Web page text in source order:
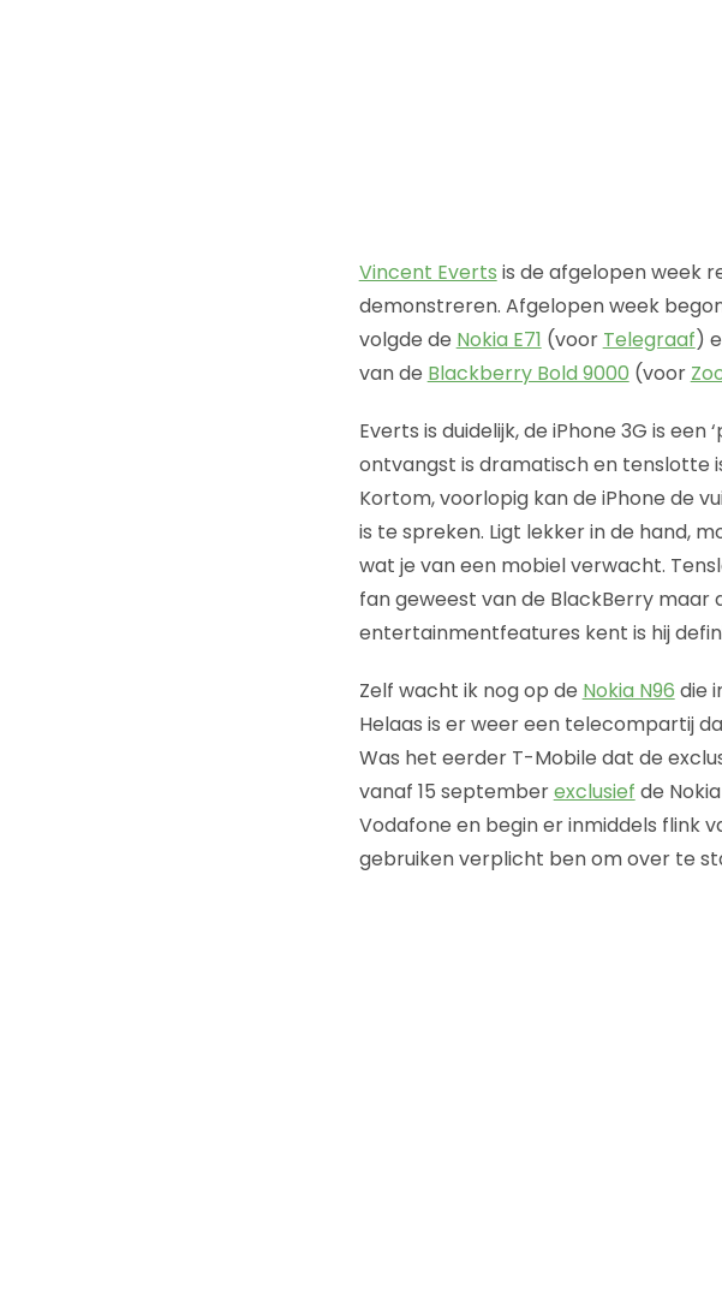
Vincent Everts is de afgelopen week
demonstreren. Afgelopen week
volgde de Nokia E71 (voor Telegraaf)
van de Blackberry Bold 9000 (voor
Everts is duidelijk, de iPhone 3G is een
ontvangst is dramatisch en tenslotte
Kortom, voorlopig kan de iPhone de
is te spreken. Ligt lekker in de hand,
wat je van een mobiel verwacht.
fan geweest van de BlackBerry
entertainmentfeatures kent is hij
Zelf wacht ik nog op de Nokia N96 die
Helaas is er weer een telecompartij
Was het eerder T-Mobile dat de
vanaf 15 septemberexclusief de
Vodafone en begin er inmiddels flink
gebruiken verplicht ben om over te